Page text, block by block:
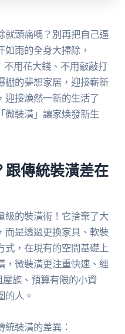
就頭痛嗎？別再把自己逼
雨的全身大掃除，
用花大錢、不用敲敲打
棚的夢想家居，迎接嶄新
迎接煥然一新的生活了
微裝潢」讓家煥發新生
跟傳統裝潢差在
級的裝潢術！它捨棄了大
而是透過更換家具、軟裝
式，在現有的空間基礎上
，微裝潢更注重快速、經
族、預算有限的小資
的人。
裝潢的差異：